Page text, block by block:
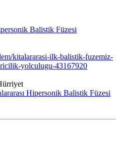
Balistik Füzesi
kitalararasi-ilk-balistik-fuzemiz-
yolculugu-43167920
Hipersonik Balistik Füzesi